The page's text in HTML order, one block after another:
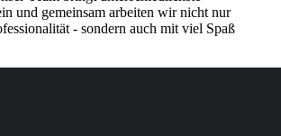
und gemeinsam arbeiten wir nicht nur
- sondern auch mit viel Spaß